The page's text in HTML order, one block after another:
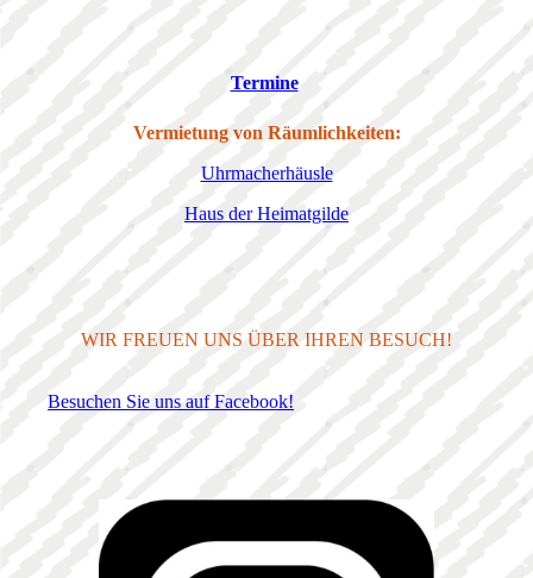
Termine
Vermietung von Räumlichkeiten:
Uhrmacherhäusle
Haus der Heimatgilde
WIR FREUEN UNS ÜBER IHREN BESUCH!
Besuchen Sie uns auf Facebook!